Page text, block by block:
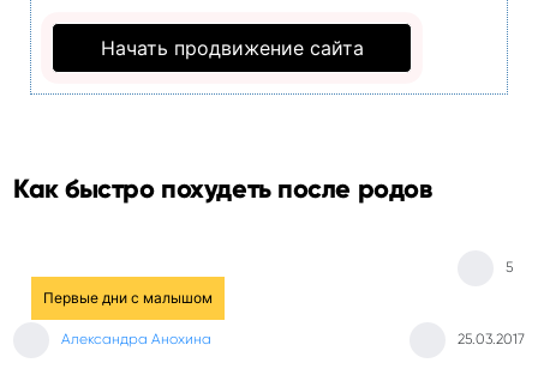
Начать продвижение сайта
Как быстро похудеть после родов
Первые дни с малышом
Александра Анохина 25.03.2017
5